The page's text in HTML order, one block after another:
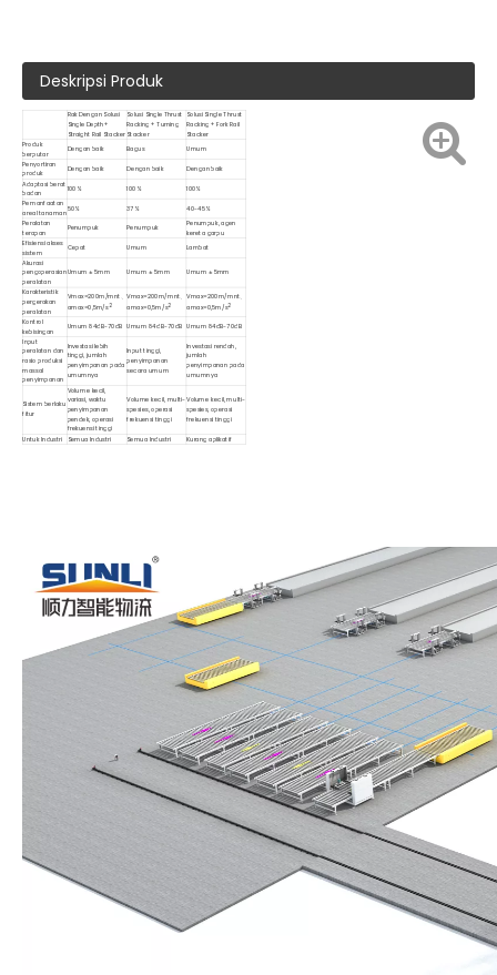
Deskripsi Produk
Rak Dengan Solusi
Single Depth+
Straight Rail Stacker
Solusi Single Thrust
Racking + Turning
Stacker
Solusi Single Thrust
Racking + Fork Rail
Stacker
Produk
berputar
Dengan baik Bagus
Umum
Penyortiran
produk
Dengan baik Dengan baik
Dengan baik
Adaptasi berat
badan
100% 100%
100%
Pemanfaatan
areal tanaman
50% 37%
40-45%
Peralatan
terapan
Penumpuk Penumpuk
Penumpuk, agen
kereta garpu
Efisiensi akses
sistem
Cepat Umum
Lambat
Akurasi
pengoperasian
peralatan
Umum ± 5mm Umum ± 5mm Umum ± 5mm
Karakteristik
pergerakan
peralatan
Vmax=200m/mnt、
amax=0,5m/s2
Vmax=200m/mnt、
amax=0,5m/s2
Vmax=200m/mnt、
amax=0,5m/s2
Kontrol
kebisingan
Umum 84dB-70dB Umum 84dB-70dB Umum 84dB-70dB
Input
peralatan dan
rasio produksi
massal
penyimpanan
Investasi lebih
tinggi, jumlah
penyimpanan pada
umumnya
Input tinggi,
penyimpanan
secara umum
Investasi rendah,
jumlah
penyimpanan pada
umumnya
Sistem berlaku
fitur
Volume kecil,
variasi, waktu
penyimpanan
pendek, operasi
frekuensi tinggi
Volume kecil, multi-
spesies, operasi
frekuensi tinggi
Volume kecil, multi-
spesies, operasi
frekuensi tinggi
Untuk Industri Semua Industri Semua Industri Kurang aplikatif